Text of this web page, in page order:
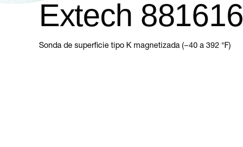
Extech 881616
Sonda de superficie tipo K magnetizada (−40 a 392 °F)